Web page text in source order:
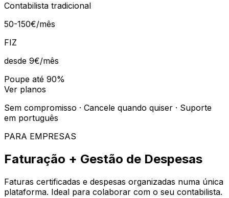
Contabilista tradicional
50-150€/mês
FIZ
desde 9€/mês
Poupe até 90%
Ver planos
Sem compromisso · Cancele quando quiser · Suporte
em português
PARA EMPRESAS
Faturação + Gestão de Despesas
Faturas certificadas e despesas organizadas numa única
plataforma. Ideal para colaborar com o seu contabilista.